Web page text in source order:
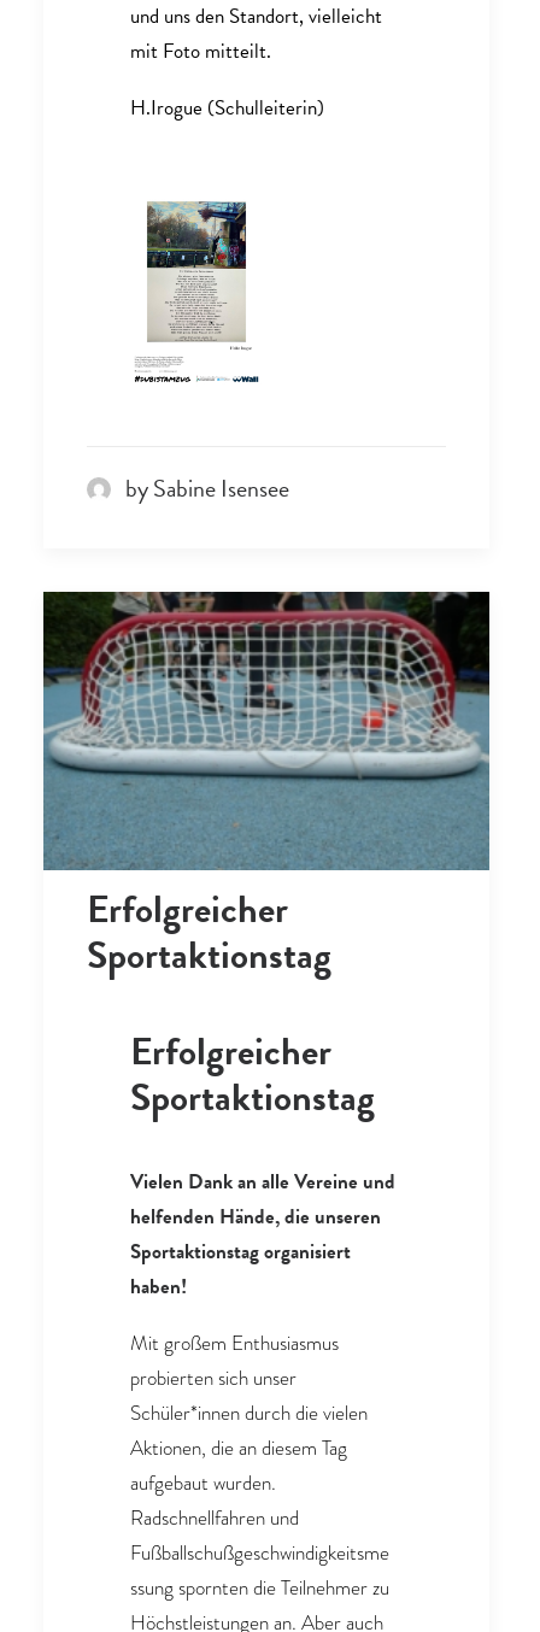
und uns den Standort, vielleicht
mit Foto mitteilt.
H.Irogue (Schulleiterin)
by Sabine Isensee
Erfolgreicher
Sportaktionstag
Erfolgreicher
Sportaktionstag
Vielen Dank an alle Vereine und
helfenden Hände, die unseren
Sportaktionstag organisiert
haben!
Mit großem Enthusiasmus
probierten sich unser
Schüler*innen durch die vielen
Aktionen, die an diesem Tag
aufgebaut wurden.
Radschnellfahren und
Fußballschußgeschwindigkeitsme
ssung spornten die Teilnehmer zu
Höchstleistungen an. Aber auch